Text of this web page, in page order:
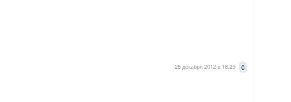
0
28 декабря 2012 в 16:25